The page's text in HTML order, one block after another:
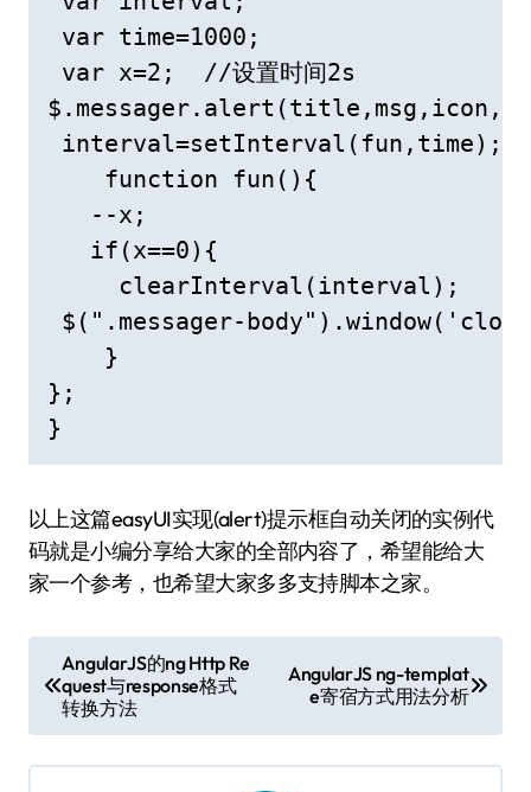
var time=1000;
var x=2;  //设置时间2s
interval=setInterval(fun,time);
    function fun(){
   --x;
   if(x==0){
     clearInterval(interval);
$(".messager-
    }
};
}
以上这篇easyUI实现(alert)提示框自动关闭的实例代
码就是小编分享给大家的全部内容了，希望能给大
家一个参考，也希望大家多多支持脚本之家。
章
导
航
AngularJS的ng Http Re
quest与response格式
转换方法
AngularJS ng-templat
e寄宿方式用法分析